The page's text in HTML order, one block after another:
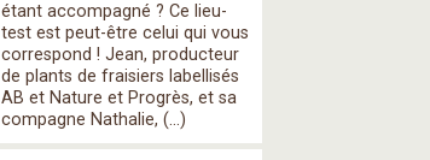
étant accompagné ? Ce lieu-
test est peut-être celui qui vous
correspond ! Jean, producteur
de plants de fraisiers labellisés
AB et Nature et Progrès, et sa
compagne Nathalie, (…)